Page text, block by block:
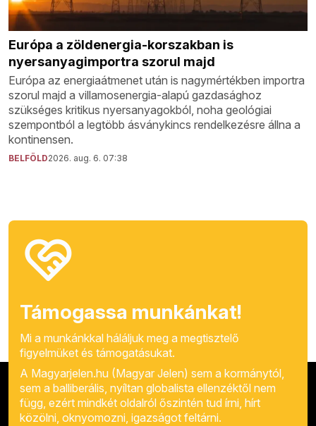
Európa a zöldenergia-korszakban is
nyersanyagimportra szorul majd
Európa az energiaátmenet után is nagymértékben importra
szorul majd a villamosenergia-alapú gazdasághoz
szükséges kritikus nyersanyagokból, noha geológiai
szempontból a legtöbb ásványkincs rendelkezésre állna a
kontinensen.
BELFÖLD2026. aug. 6. 07:38
Támogassa munkánkat!
Mi a munkánkkal háláljuk meg a megtisztelő
figyelmüket és támogatásukat.
A Magyarjelen.hu (Magyar Jelen) sem a kormánytól,
sem a balliberális, nyíltan globalista ellenzéktől nem
függ, ezért mindkét oldalról őszintén tud írni, hírt
közölni, oknyomozni, igazságot feltárni.